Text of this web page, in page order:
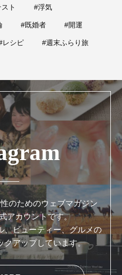
ト #浮気
#既婚者 #開運
レシピ #週末ふらり旅
のためのウェブマガジン
アカウントです。
、ビューティー、グルメの
クアップしています。